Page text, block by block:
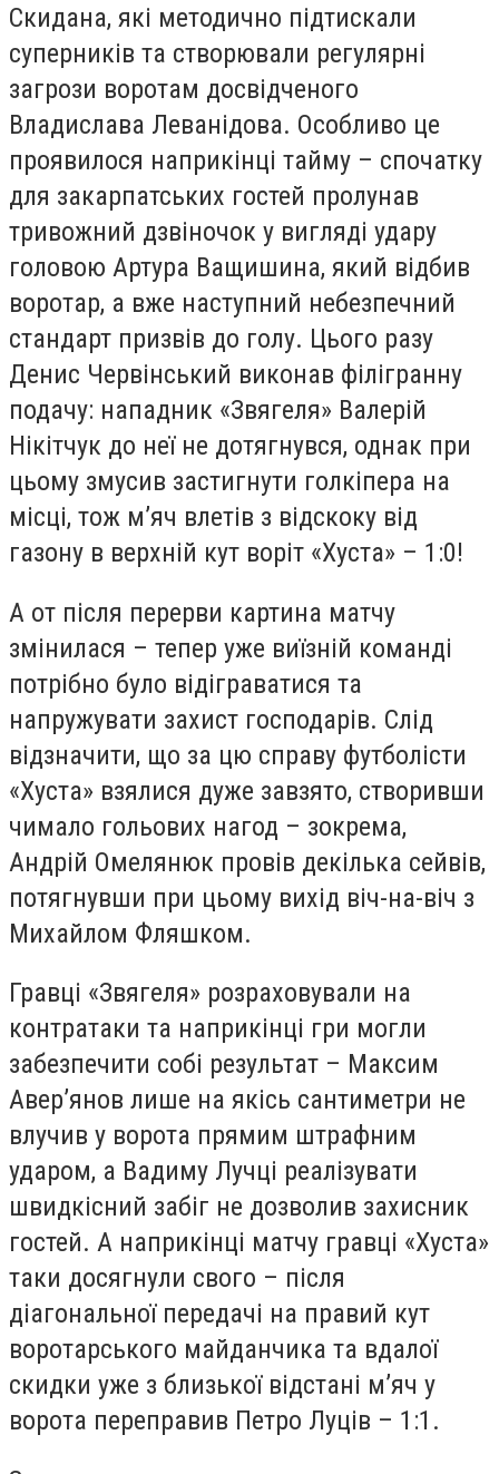
Скидана, які методично підтискали
суперників та створювали регулярні
загрози воротам досвідченого
Владислава Леванідова. Особливо це
проявилося наприкінці тайму – спочатку
для закарпатських гостей пролунав
тривожний дзвіночок у вигляді удару
головою Артура Ващишина, який відбив
воротар, а вже наступний небезпечний
стандарт призвів до голу. Цього разу
Денис Червінський виконав філігранну
подачу: нападник «Звягеля» Валерій
Нікітчук до неї не дотягнувся, однак при
цьому змусив застигнути голкіпера на
місці, тож м’яч влетів з відскоку від
газону в верхній кут воріт «Хуста» – 1:0!
А от після перерви картина матчу
змінилася – тепер уже виїзній команді
потрібно було відіграватися та
напружувати захист господарів. Слід
відзначити, що за цю справу футболісти
«Хуста» взялися дуже завзято, створивши
чимало гольових нагод – зокрема,
Андрій Омелянюк провів декілька сейвів,
потягнувши при цьому вихід віч-на-віч з
Михайлом Фляшком.
Гравці «Звягеля» розраховували на
контратаки та наприкінці гри могли
забезпечити собі результат – Максим
Авер’янов лише на якісь сантиметри не
влучив у ворота прямим штрафним
ударом, а Вадиму Лучці реалізувати
швидкісний забіг не дозволив захисник
гостей. А наприкінці матчу гравці «Хуста»
таки досягнули свого – після
діагональної передачі на правий кут
воротарського майданчика та вдалої
скидки уже з близької відстані м’яч у
ворота переправив Петро Луців – 1:1.